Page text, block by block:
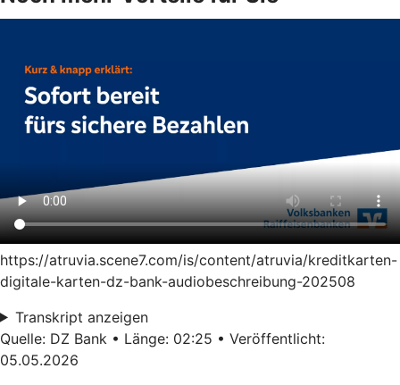
https://atruvia.scene7.com/is/content/atruvia/kreditkarten-
digitale-karten-dz-bank-audiobeschreibung-202508
Transkript anzeigen
Quelle: DZ Bank • Länge: 02:25 • Veröffentlicht:
05.05.2026